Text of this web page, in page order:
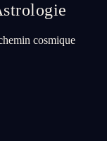
cosmique